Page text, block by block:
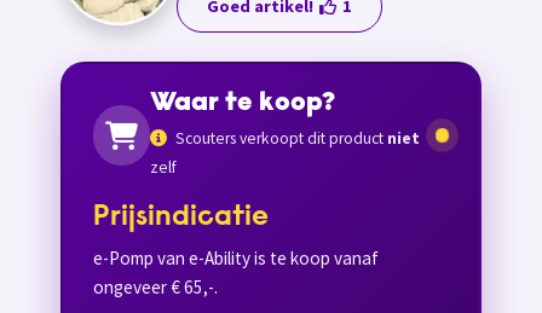
Goed artikel! 1
Waar te koop?
Scouters verkoopt dit product niet
zelf
Prijsindicatie
e-Pomp van e-Ability is te koop vanaf
ongeveer € 65,-.